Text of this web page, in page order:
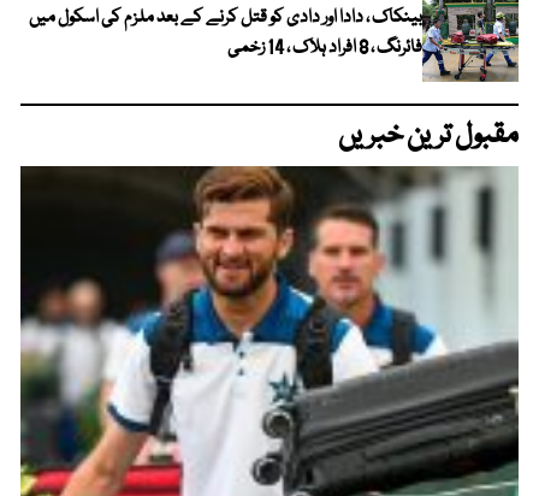
بینکاک ، دادا اور دادی کو قتل کرنے کے بعد ملزم کی اسکول میں
فائرنگ ، 8 افراد ہلاک ، 14 زخمی
مقبول ترین خبریں